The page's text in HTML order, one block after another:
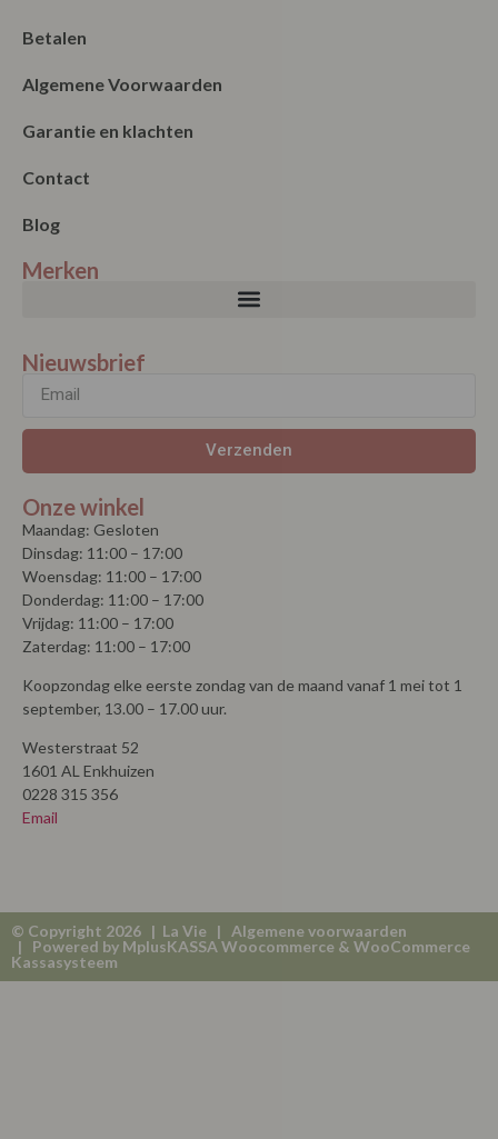
Betalen
Algemene Voorwaarden
Garantie en klachten
Contact
Blog
Merken
Nieuwsbrief
Verzenden
Onze winkel
Maandag: Gesloten
Dinsdag: 11:00 – 17:00
Woensdag: 11:00 – 17:00
Donderdag: 11:00 – 17:00
Vrijdag: 11:00 – 17:00
Zaterdag: 11:00 – 17:00
Koopzondag elke eerste zondag van de maand vanaf 1 mei tot 1
september, 13.00 – 17.00 uur.
Westerstraat 52
1601 AL Enkhuizen
0228 315 356
Email
© Copyright 2026 | La Vie | Algemene voorwaarden
| Powered by MplusKASSA Woocommerce & WooCommerce
Kassasysteem